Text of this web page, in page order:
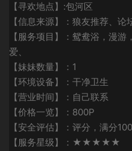
【寻欢地点】:包河区
【信息来源】：狼友推荐、论
【服务项目】：鸳鸯浴，漫
爱、
【妹妹数量】：1
【环境设备】：干净卫生
【营业时间】：自己联系
【价格一览】：800P
【安全评估】：评分，满分100
【服务星级】：★★★★★